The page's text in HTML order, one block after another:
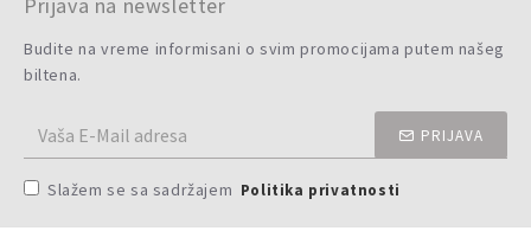
Prijava na newsletter
Budite na vreme informisani o svim promocijama putem našeg
biltena.
PRIJAVA
Slažem se sa sadržajem Politika privatnosti